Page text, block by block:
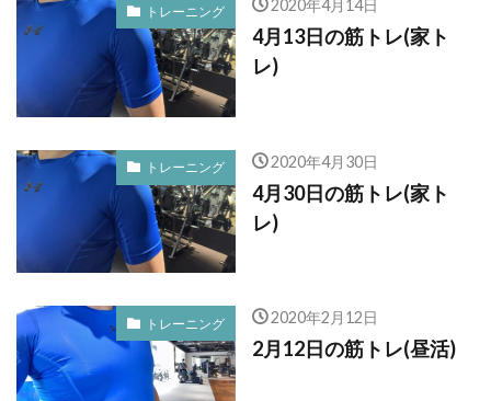
トレーニング 2020年4月14日
4月13日の筋トレ(家ト
レ)
トレーニング 2020年4月30日
4月30日の筋トレ(家ト
レ)
トレーニング 2020年2月12日
2月12日の筋トレ(昼活)